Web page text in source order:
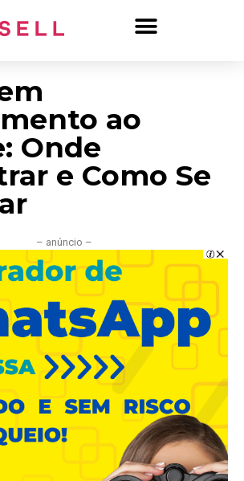
ao
Onde
e Como Se
– anúncio –